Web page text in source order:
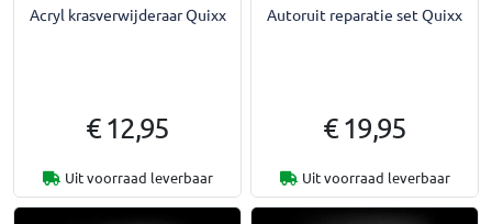
Acryl krasverwijderaar Quixx
€ 12,95
Uit voorraad leverbaar
Autoruit reparatie set Quixx
€ 19,95
Uit voorraad leverbaar